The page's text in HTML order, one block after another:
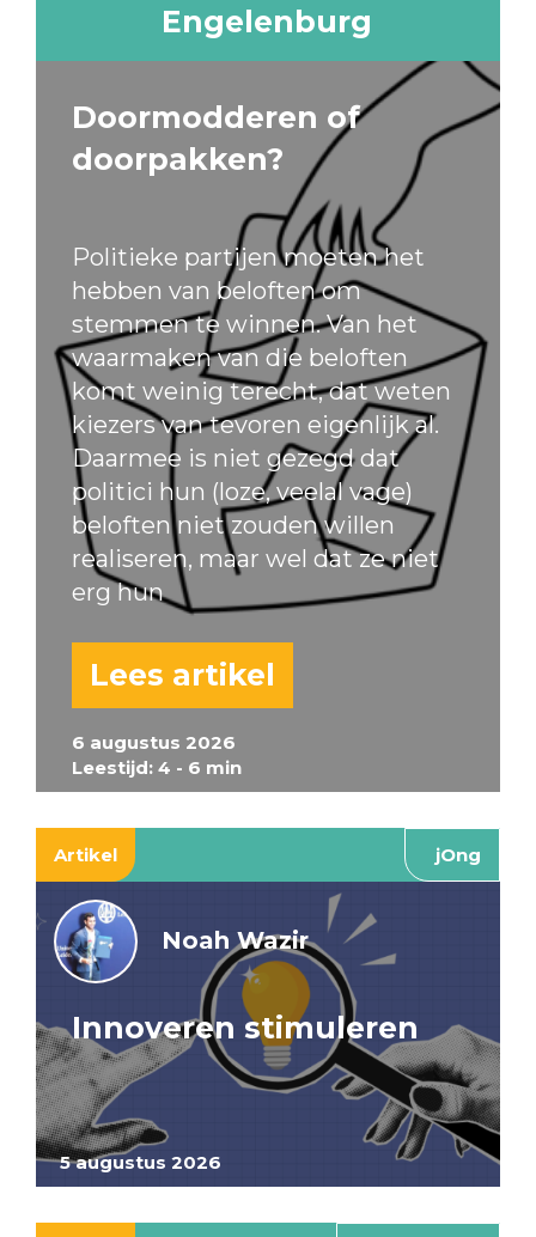
6 augustus 2026
Leestijd: 4 - 6 min
Engelenburg
Doormodderen of
doorpakken?
Politieke partijen moeten het
hebben van beloften om
stemmen te winnen. Van het
waarmaken van die beloften
komt weinig terecht, dat weten
kiezers van tevoren eigenlijk al.
Daarmee is niet gezegd dat
politici hun (loze, veelal vage)
beloften niet zouden willen
realiseren, maar wel dat ze niet
erg hun
Lees artikel
Artikel jOng
5 augustus 2026
Noah Wazir
Innoveren stimuleren